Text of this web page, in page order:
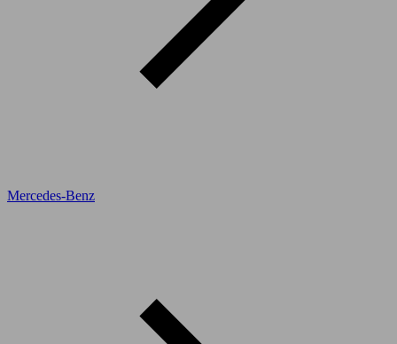
Mercedes-Benz